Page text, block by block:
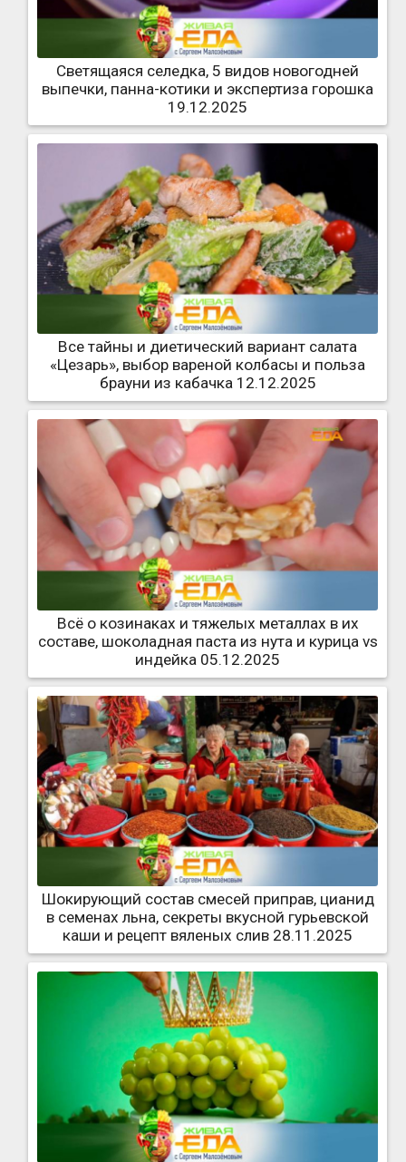
Светящаяся селедка, 5 видов новогодней
выпечки, панна-котики и экспертиза горошка
19.12.2025
Все тайны и диетический вариант салата
«Цезарь», выбор вареной колбасы и польза
брауни из кабачка 12.12.2025
Всё о козинаках и тяжелых металлах в их
составе, шоколадная паста из нута и курица vs
индейка 05.12.2025
Шокирующий состав смесей приправ, цианид
в семенах льна, секреты вкусной гурьевской
каши и рецепт вяленых слив 28.11.2025